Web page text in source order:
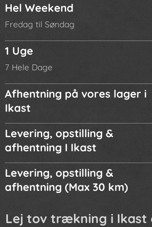
Hel Weekend
Fredag til Søndag
1 Uge
7 Hele Dage
Afhentning på vores lager i
Ikast
Levering, opstilling &
afhentning I Ikast
Levering, opstilling &
afhentning (Max 30 km)
Lej tov trækning i Ikast